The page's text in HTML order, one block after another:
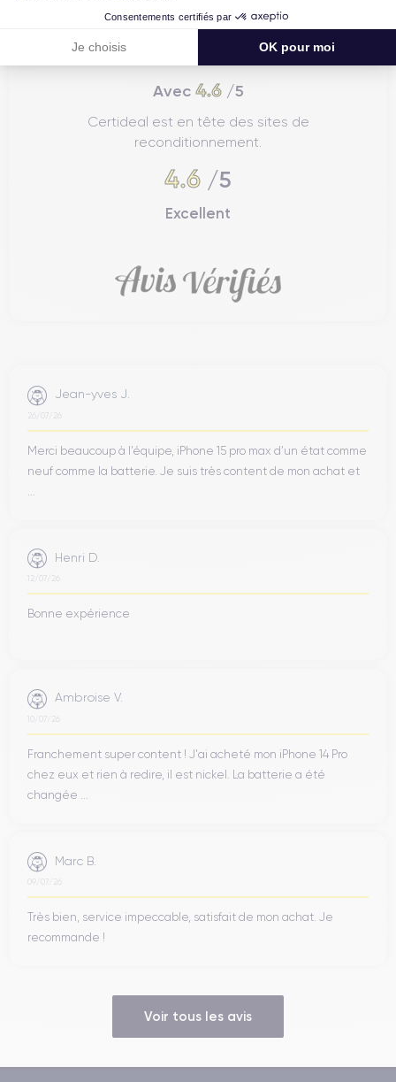
Consentements certifiés par
Je choisis OK pour moi
Avec 4.6/5
Certideal est en tête des sites de
reconditionnement.
4.6 /5
Excellent
Jean-yves J.
26/07/26
Merci beaucoup à l’équipe, iPhone 15 pro max d’un état comme
neuf comme la batterie. Je suis très content de mon achat et
Henri D.
12/07/26
Bonne expérience
Ambroise V.
10/07/26
Franchement super content ! J'ai acheté mon iPhone 14 Pro
chez eux et rien à redire, il est nickel. La batterie a été
changée ...
Marc B.
09/07/26
Très bien, service impeccable, satisfait de mon achat. Je
recommande !
Voir tous les avis